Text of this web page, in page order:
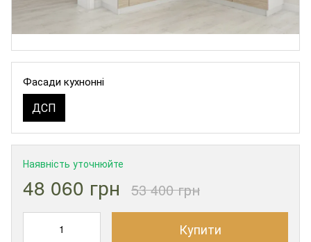
Фасади кухнонні
ДСП
Наявність уточнюйте
48 060 грн 53 400 грн
Купити